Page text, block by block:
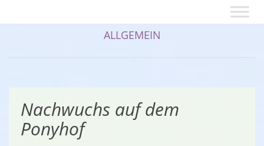
ALLGEMEIN
Nachwuchs auf dem
Ponyhof